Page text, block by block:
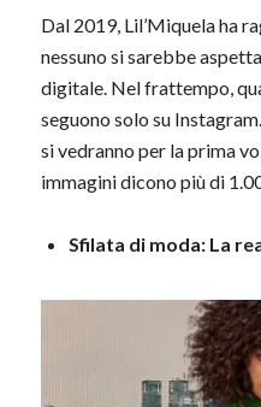
Dal 2019, Lil’Miquela ha
nessuno si sarebbe
digitale. Nel frattempo,
seguono solo su
si vedranno per la prima
immagini dicono più di
Sfilata di moda: La